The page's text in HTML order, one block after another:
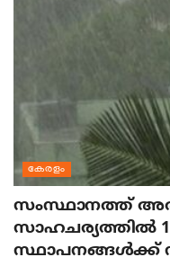
കേരളം
സംസ്ഥാനത്ത്
സാഹചര്യത്തിൽ 10
സ്ഥാപനങ്ങൾക്ക്